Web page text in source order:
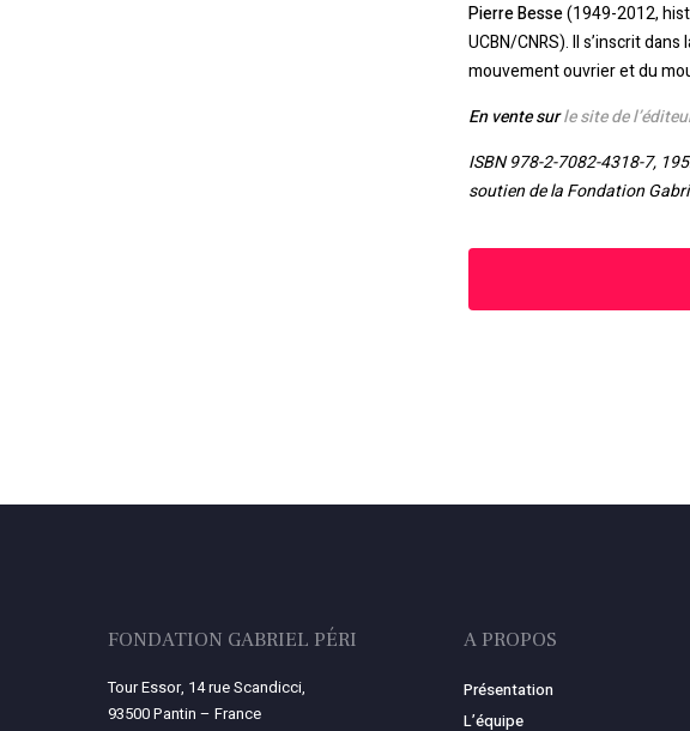
Pierre Besse(1949-2012,
UCBN/CNRS). Il s’inscrit
mouvement ouvrier et du
En vente surle site de
ISBN 978-2-7082-4318-7,
soutien de la Fondation
FONDATION GABRIEL PÉRI
Tour Essor, 14 rue Scandicci,
93500 Pantin – France
A PROPOS
Présentation
L’équipe